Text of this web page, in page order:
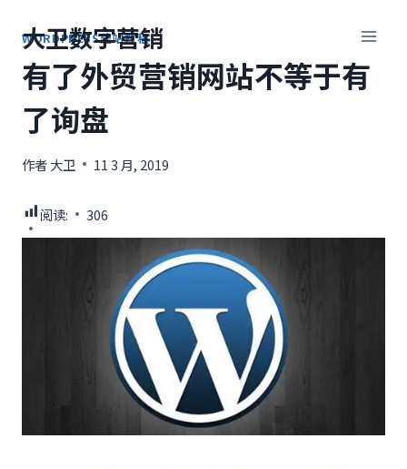
大卫数字营销
WORDPRESS建站教程
有了外贸营销网站不等于有
了询盘
作者大卫 11 3 月, 2019
阅读: 306